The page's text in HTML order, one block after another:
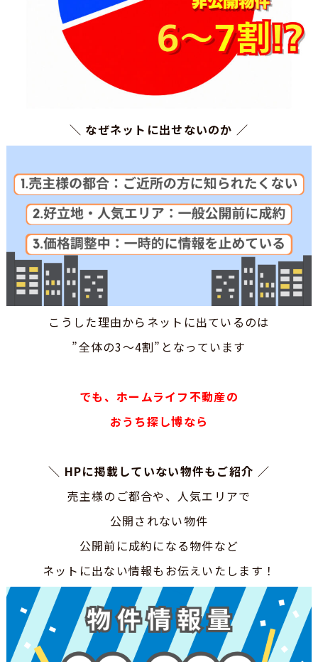
＼ なぜネットに出せないのか ／
こうした理由からネットに出ているのは
”全体の3～4割”となっています
でも、ホームライフ不動産の
おうち探し博なら
＼ HPに掲載していない物件もご紹介 ／
売主様のご都合や、人気エリアで
公開されない物件
公開前に成約になる物件など
ネットに出ない情報もお伝えいたします！